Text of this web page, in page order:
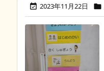
 2023年11月22日 